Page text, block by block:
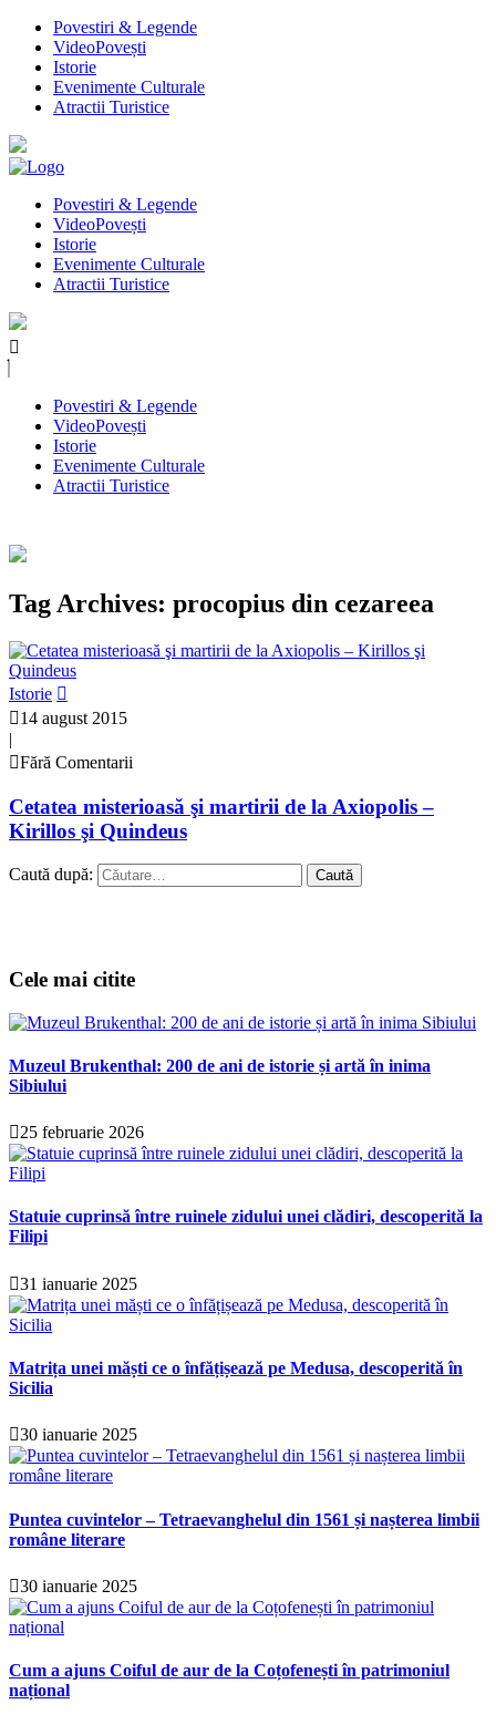
Povestiri & Legende
VideoPovești
Istorie
Evenimente Culturale
Atractii Turistice
Povestiri & Legende
VideoPovești
Istorie
Evenimente Culturale
Atractii Turistice
Povestiri & Legende
VideoPovești
Istorie
Evenimente Culturale
Atractii Turistice
Tag Archives: procopius din cezareea
Istorie
14 august 2015
|
Fără Comentarii
Cetatea misterioasă şi martirii de la Axiopolis –
Kirillos şi Quindeus
Caută după:
Cele mai citite
Muzeul Brukenthal: 200 de ani de istorie și artă în inima
Sibiului
25 februarie 2026
Statuie cuprinsă între ruinele zidului unei clădiri, descoperită la
Filipi
31 ianuarie 2025
Matrița unei măști ce o înfățișează pe Medusa, descoperită în
Sicilia
30 ianuarie 2025
Puntea cuvintelor – Tetraevanghelul din 1561 și nașterea limbii
române literare
30 ianuarie 2025
Cum a ajuns Coiful de aur de la Coțofenești în patrimoniul
național